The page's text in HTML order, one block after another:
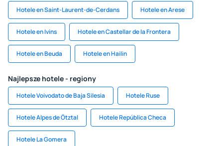
Hotele en Saint-Laurent-de-Cerdans Hotele en Arese
Hotele en Ivins Hotele en Castellar de la Frontera
Hotele en Beuda Hotele en Hailin
Najlepsze hotele - regiony
Hotele Voivodato de Baja Silesia Hotele Ruse
Hotele Alpes de Ötztal Hotele República Checa
Hotele La Gomera